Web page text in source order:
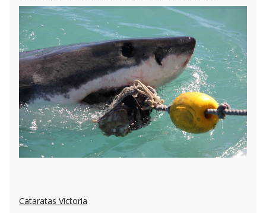
Cataratas Victoria